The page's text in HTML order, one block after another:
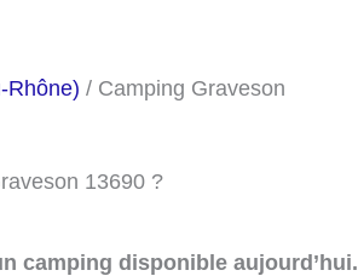
Rhône) / Camping Graveson
13690 ?
camping disponible aujourd’hui.